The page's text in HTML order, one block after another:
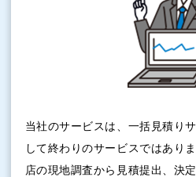
当社のサービスは、一括見積り
して終わりのサービスではあり
店の現地調査から見積提出、決